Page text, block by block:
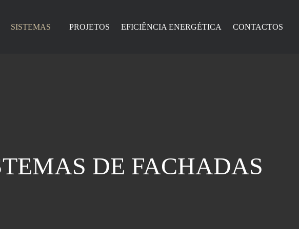
SISTEMAS PROJETOS EFICIÊNCIA ENERGÉTICA CONTACTOS
DE FACHADAS